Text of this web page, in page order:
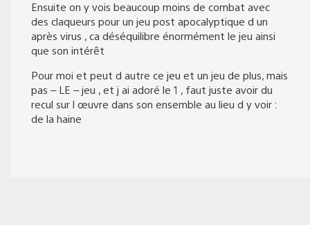
Ensuite on y vois beaucoup moins de combat avec
des claqueurs pour un jeu post apocalyptique d un
après virus , ca déséquilibre énormément le jeu ainsi
que son intérêt
Pour moi et peut d autre ce jeu et un jeu de plus, mais
pas – LE – jeu , et j ai adoré le 1 , faut juste avoir du
recul sur l œuvre dans son ensemble au lieu d y voir :
de la haine